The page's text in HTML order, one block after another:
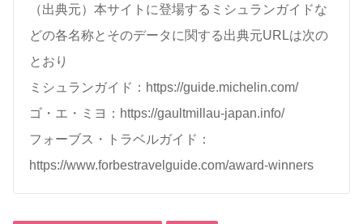
（出典元）本サイトに登場するミシュランガイドな
どの各名称とそのデータに関する出典元URLは次の
とおり
ミシュランガイド：https://guide.michelin.com/
ゴ・エ・ミヨ：https://gaultmillau-japan.info/
フォーブス・トラベルガイド：
https://www.forbestravelguide.com/award-winners